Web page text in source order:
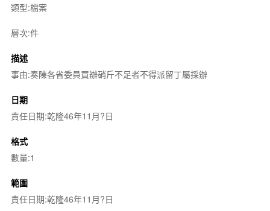
類型:檔案
層次:件
描述
事由:奏陳各省委員買辦硝斤不足者不得派留丁屬採辦
日期
責任日期:乾隆46年11月?日
格式
數量:1
範圍
責任日期:乾隆46年11月?日